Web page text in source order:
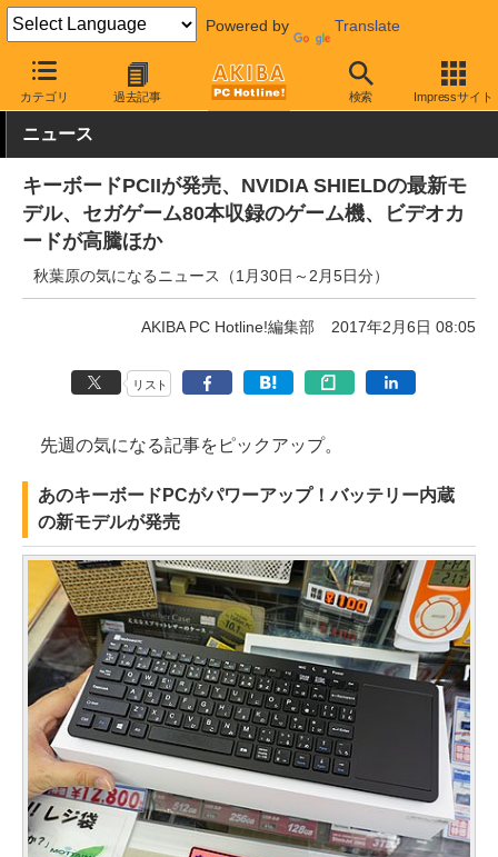
Powered by Translate
カテゴリ 過去記事 検索 Impressサイト
AKIBA PC Hotline! その他
ニュース
キーボードPCIIが発売、NVIDIA SHIELDの最新モ
デル、セガゲーム80本収録のゲーム機、ビデオカ
ードが高騰ほか
秋葉原の気になるニュース（1月30日～2月5日分）
AKIBA PC Hotline!編集部 2017年2月6日 08:05
リスト
先週の気になる記事をピックアップ。
あのキーボードPCがパワーアップ！バッテリー内蔵
の新モデルが発売